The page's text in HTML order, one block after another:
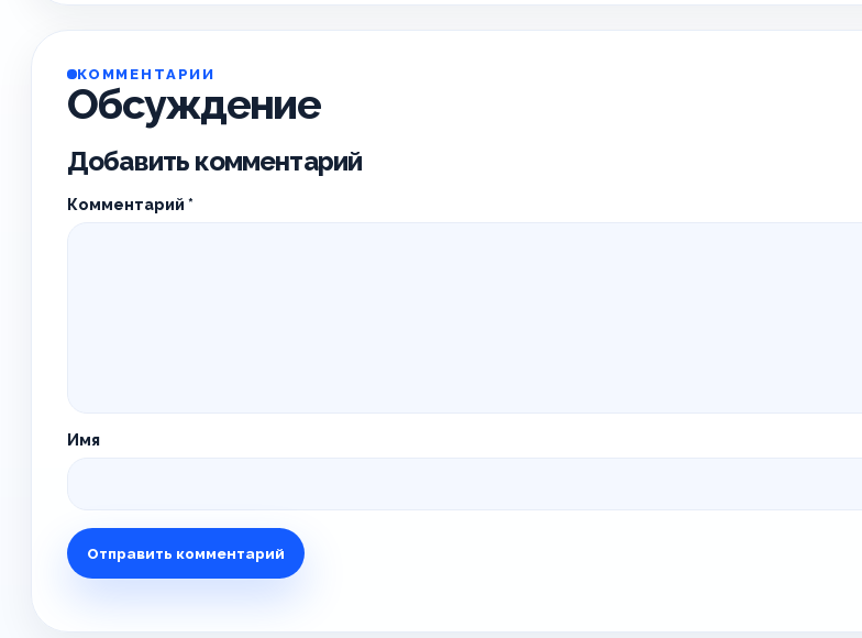
КОММЕНТАРИИ
Обсуждение
Добавить комментарий
Комментарий *
Имя